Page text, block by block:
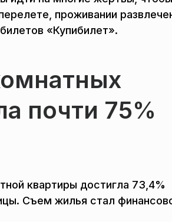
проживании
«Купибилет».
почти 75%
квартиры достигла 73,4%
Съем жилья стал